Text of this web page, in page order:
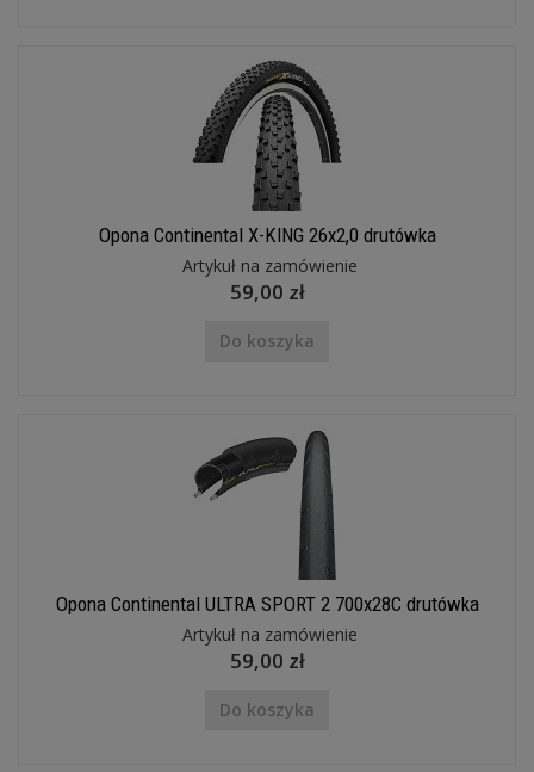
Opona Continental X-KING 26x2,0 drutówka
Artykuł na zamówienie
59,00 zł
Do koszyka
Opona Continental ULTRA SPORT 2 700x28C drutówka
Artykuł na zamówienie
59,00 zł
Do koszyka